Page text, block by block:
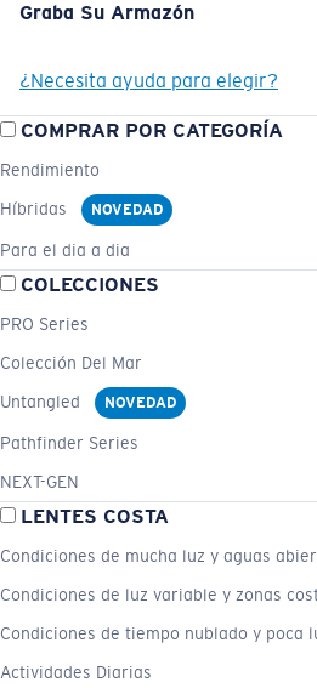
Graba Su Armazón
¿Necesita ayuda para elegir?
COMPRAR POR CATEGORÍA
Rendimiento
Híbridas
NOVEDAD
Para el dia a dia
COLECCIONES
PRO Series
Colección Del Mar
Untangled
NOVEDAD
Pathfinder Series
NEXT-GEN
LENTES COSTA
Condiciones de mucha luz y aguas
Condiciones de luz variable y zonas
Condiciones de tiempo nublado y poca
Actividades Diarias